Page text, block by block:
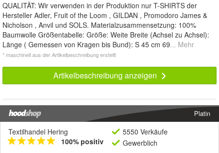
QUALITÄT: Wir verwenden in der Produktion nur T-SHIRTS der
Hersteller Adler, Fruit of the Loom , GILDAN , Promodoro James &
Nicholson , Anvil und SOLS. Materialzusammensetzung: 100%
Baumwolle Größentabelle: Größe: Weite Breite (Achsel zu Achsel):
Länge ( Gemessen von Kragen bis Bund): S 45 cm 69... Mehr
* maschinell aus der Artikelbeschreibung erstellt
Artikelbeschreibung anzeigen
Platin
Textilhandel Hering
100% positiv
5550 Verkäufe
Gewerblich